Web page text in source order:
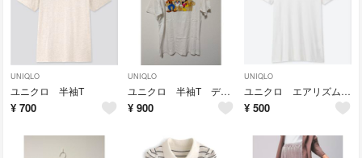
UNIQLO
ユニクロ 半袖T
¥ 700
UNIQLO
ユニクロ 半袖T ディズニー
¥ 900
UNIQLO
ユニクロ エアリズムVネックT
¥ 500